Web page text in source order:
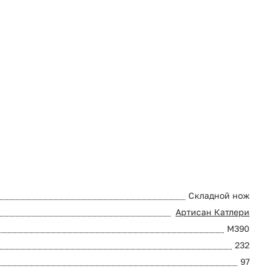
Складной нож
Артисан Катлери
M390
232
97